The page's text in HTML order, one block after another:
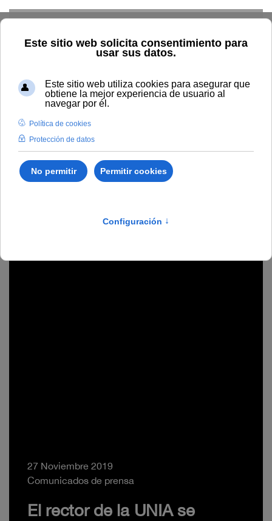
27 Noviembre 2019
Comunicados de prensa
El rector de la UNIA se